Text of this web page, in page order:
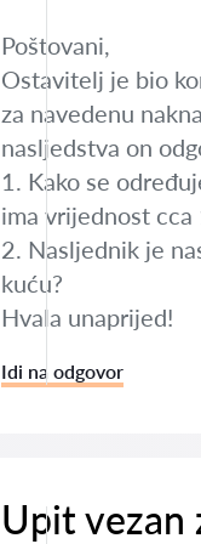
Poštovani,
Ostavitelj je bio
za navedenu
nasljedstva on
1. Kako se
ima vrijednost
2. Nasljednik je
kuću?
Hvala unaprijed!
Idi na odgovor
Upit vezan